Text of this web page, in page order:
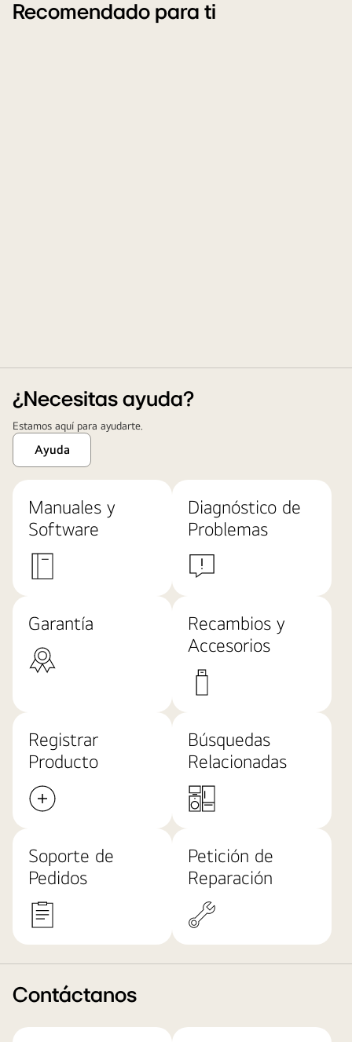
Recomendado para ti
¿Necesitas ayuda?
Estamos aquí para ayudarte.
Ayuda
Manuales y
Software
Diagnóstico de
Problemas
Garantía
Recambios y
Accesorios
Registrar
Producto
Búsquedas
Relacionadas
Soporte de
Pedidos
Petición de
Reparación
Contáctanos